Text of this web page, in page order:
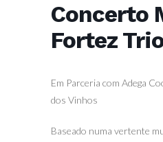
Concerto
Fortez
Em Parceria com Adega
dos Vinhos
Baseado numa vertente